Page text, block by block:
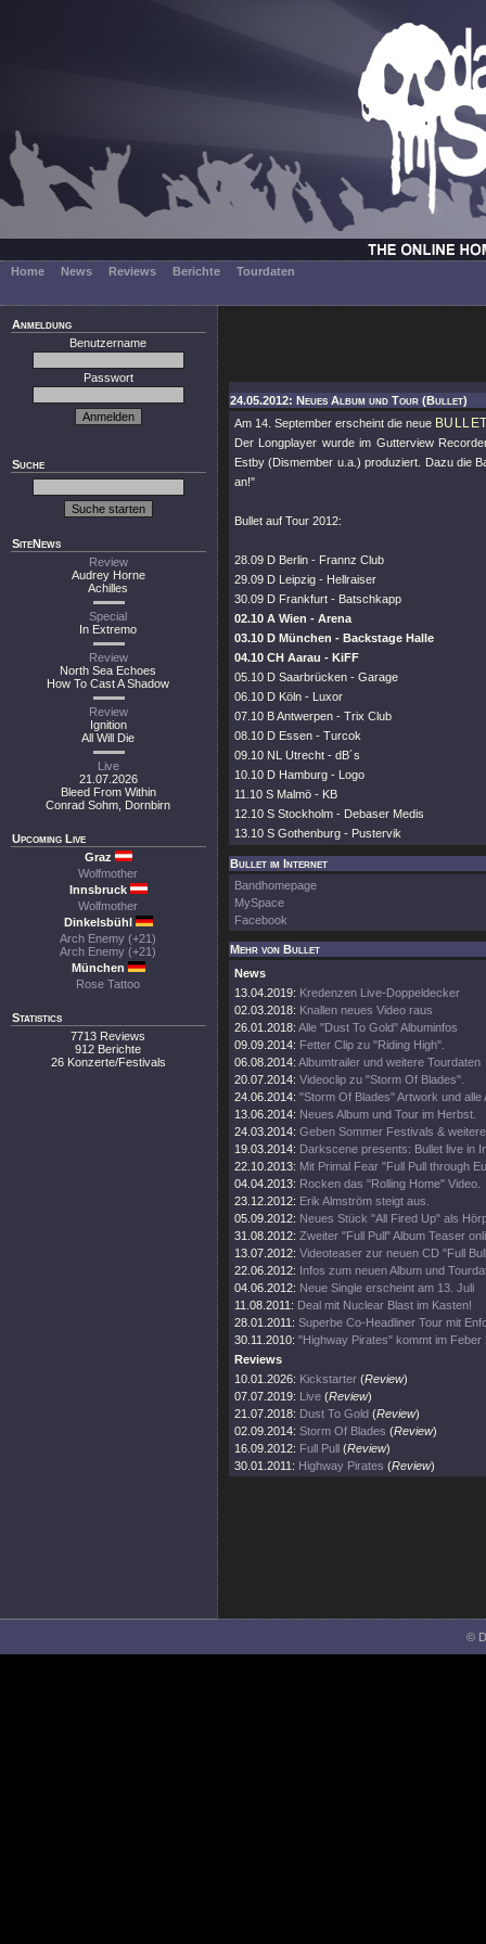
Home News Reviews Berichte Tourdaten
Anmeldung
Benutzername
Passwort
Suche
SiteNews
Review
Audrey Horne
Achilles
Special
In Extremo
Review
North Sea Echoes
How To Cast A Shadow
Review
Ignition
All Will Die
Live
21.07.2026
Bleed From Within
Conrad Sohm, Dornbirn
Upcoming Live
Graz
Wolfmother
Innsbruck
Wolfmother
Dinkelsbühl
Arch Enemy (+21)
Arch Enemy (+21)
München
Rose Tattoo
Statistics
7713 Reviews
912 Berichte
26 Konzerte/Festivals
24.05.2012: Neues Album und Tour (Bullet)
Am 14. September erscheint die neue
Der Longplayer wurde im Gutterview
Estby (Dismember u.a.) produziert. Dazu die
an!"
Bullet auf Tour 2012:
28.09 D Berlin - Frannz Club
29.09 D Leipzig - Hellraiser
30.09 D Frankfurt - Batschkapp
02.10 A Wien - Arena
03.10 D München - Backstage Halle
04.10 CH Aarau - KiFF
05.10 D Saarbrücken - Garage
06.10 D Köln - Luxor
07.10 B Antwerpen - Trix Club
08.10 D Essen - Turcok
09.10 NL Utrecht - dB´s
10.10 D Hamburg - Logo
11.10 S Malmö - KB
12.10 S Stockholm - Debaser Medis
13.10 S Gothenburg - Pustervik
Bullet im Internet
Bandhomepage
MySpace
Facebook
Mehr von Bullet
News
13.04.2019: Kredenzen Live-Doppeldecker
02.03.2018: Knallen neues Video raus
26.01.2018: Alle "Dust To Gold" Albuminfos
09.09.2014: Fetter Clip zu "Riding High".
06.08.2014: Albumtrailer und weitere Tourdaten
20.07.2014: Videoclip zu "Storm Of Blades".
24.06.2014: "Storm Of Blades" Artwork und alle
13.06.2014: Neues Album und Tour im Herbst.
24.03.2014: Geben Sommer Festivals &
19.03.2014: Darkscene presents: Bullet live in
22.10.2013: Mit Primal Fear "Full Pull through
04.04.2013: Rocken das "Rolling Home" Video.
23.12.2012: Erik Almström steigt aus.
05.09.2012: Neues Stück "All Fired Up" als
31.08.2012: Zweiter "Full Pull" Album Teaser
13.07.2012: Videoteaser zur neuen CD "Full
22.06.2012: Infos zum neuen Album und
04.06.2012: Neue Single erscheint am 13. Juli
11.08.2011: Deal mit Nuclear Blast im Kasten!
28.01.2011: Superbe Co-Headliner Tour mit
30.11.2010: "Highway Pirates" kommt im Feber
Reviews
10.01.2026: Kickstarter (Review)
07.07.2019: Live (Review)
21.07.2018: Dust To Gold (Review)
02.09.2014: Storm Of Blades (Review)
16.09.2012: Full Pull (Review)
30.01.2011: Highway Pirates (Review)
©